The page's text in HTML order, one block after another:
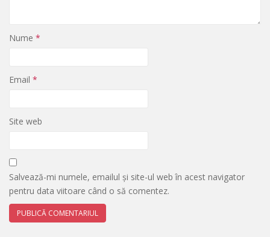
Nume *
Email *
Site web
Salvează-mi numele, emailul și site-ul web în acest navigator
pentru data viitoare când o să comentez.